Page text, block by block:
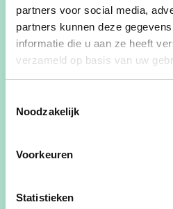
partners voor social media,
partners kunnen deze
informatie die u aan ze heeft
verzameld op basis van uw
Noodzakelijk
Voorkeuren
Statistieken
Gemeenteraadslid van
Schepen van 2018-2024
Beroep: Architect
de dorpsraden in elke